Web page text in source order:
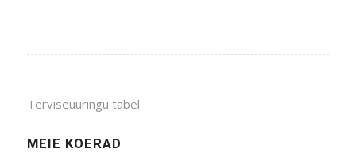
Terviseuuringu tabel
MEIE KOERAD